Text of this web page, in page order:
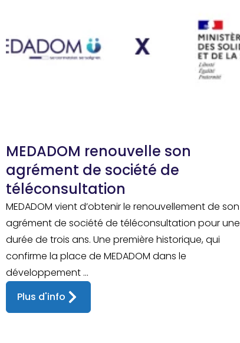
MEDADOM renouvelle son
agrément de société de
téléconsultation
MEDADOM vient d’obtenir le renouvellement de son
agrément de société de téléconsultation pour une
durée de trois ans. Une première historique, qui
confirme la place de MEDADOM dans le
développement ...
Plus d'info